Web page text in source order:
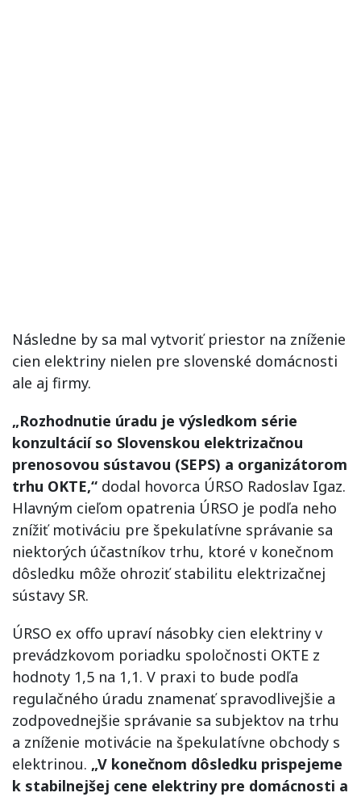
Následne by sa mal vytvoriť priestor na zníženie
cien elektriny nielen pre slovenské domácnosti
ale aj firmy.
„Rozhodnutie úradu je výsledkom série
konzultácií so Slovenskou elektrizačnou
prenosovou sústavou (SEPS) a organizátorom
trhu OKTE,“ dodal hovorca ÚRSO Radoslav Igaz.
Hlavným cieľom opatrenia ÚRSO je podľa neho
znížiť motiváciu pre špekulatívne správanie sa
niektorých účastníkov trhu, ktoré v konečnom
dôsledku môže ohroziť stabilitu elektrizačnej
sústavy SR.
ÚRSO ex offo upraví násobky cien elektriny v
prevádzkovom poriadku spoločnosti OKTE z
hodnoty 1,5 na 1,1. V praxi to bude podľa
regulačného úradu znamenať spravodlivejšie a
zodpovednejšie správanie sa subjektov na trhu
a zníženie motivácie na špekulatívne obchody s
elektrinou. „V konečnom dôsledku prispejeme
k stabilnejšej cene elektriny pre domácnosti a